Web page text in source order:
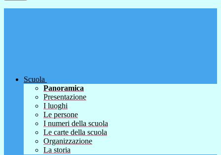
Scuola
Panoramica
Presentazione
I luoghi
Le persone
I numeri della scuola
Le carte della scuola
Organizzazione
La storia